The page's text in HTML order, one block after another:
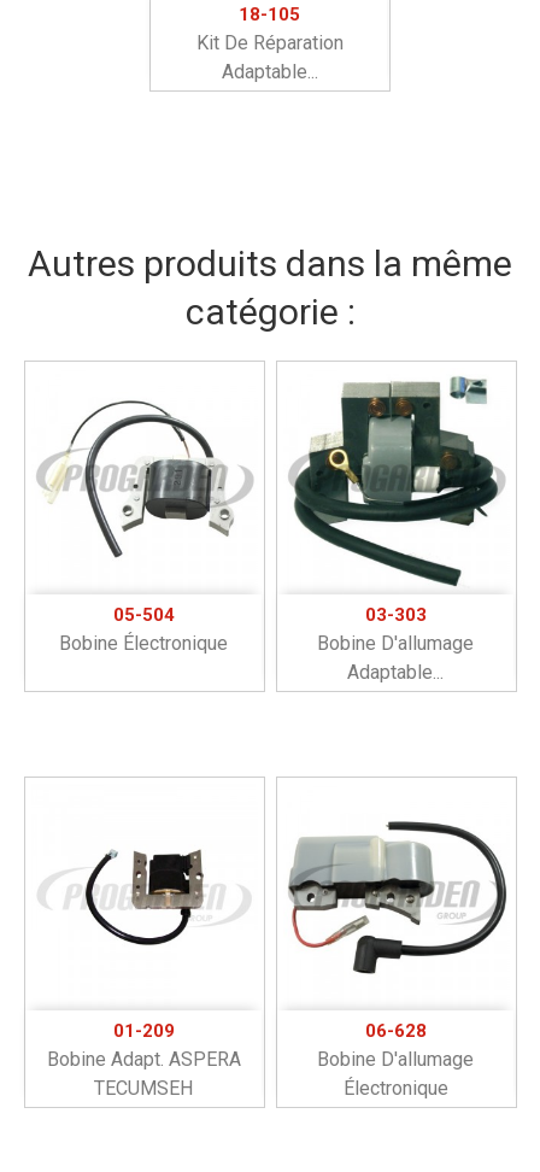
18-105
Kit De Réparation
Adaptable...
Autres produits dans la même
catégorie :
05-504
Bobine Électronique
03-303
Bobine D'allumage
Adaptable...
01-209
Bobine Adapt. ASPERA
TECUMSEH
06-628
Bobine D'allumage
Électronique